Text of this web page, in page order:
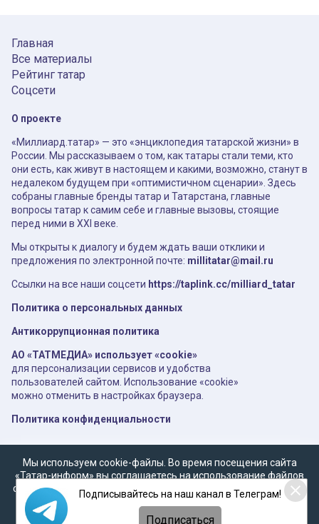
Главная
Все материалы
Рейтинг татар
Соцсети
О проекте
«Миллиард.татар» — это «энциклопедия татарской жизни» в
России. Мы рассказываем о том, как татары стали теми, кто
они есть, как живут в настоящем и какими, возможно, станут в
недалеком будущем при «оптимистичном сценарии». Здесь
собраны главные бренды татар и Татарстана, главные
вопросы татар к самим себе и главные вызовы, стоящие
перед ними в XXI веке.
Мы открыты к диалогу и будем ждать ваши отклики и
предложения по электронной почте: millitatar@mail.ru
Ссылки на все наши соцсети https://taplink.cc/milliard_tatar
Политика о персональных данных
Антикоррупционная политика
АО «ТАТМЕДИА» использует «cookie»
для персонализации сервисов и удобства
пользователей сайтом. Использование «cookie»
можно отменить в настройках браузера.
Политика конфиденциальности
Мы используем cookie-файлы. Во время посещения сайта
«Татар-информ» вы соглашаетесь на использование файлов
cookie в соответствии с настоящим уведомлением, согласием
наобработку персональных данных,Политикой о
персональных данных
Политикой конфиденциальности
Подписывайтесь на наш канал в Телеграм!
Подписаться